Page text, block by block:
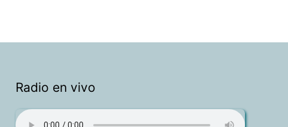
Radio en vivo